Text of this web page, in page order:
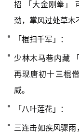
招 「大金刚拳」
劲，掌风过处草木
「棍扫千军」：
少林木马巷内藏
再现唐初十三棍
威。
「八叶莲花」：
三连击如疾风骤雨